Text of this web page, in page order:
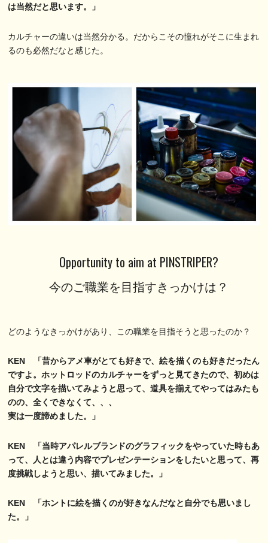
は当然だと思います。」
カルチャーの違いは当然分かる。だからこその憧れがそこに生まれ
るのも必然だなと感じた。
Opportunity to aim at PINSTRIPER?
今のご職業を目指すきっかけは？
どのようなきっかけがあり、この職業を目指そうと思ったのか？
KEN 「昔からアメ車がとても好きで、絵を描くのも好きだったん
ですよ。ホットロッドのカルチャーをずっと見てきたので、初めは
自分で文字を描いてみようと思って、道具を揃えてやってはみたも
のの、全くできなくて、、、
実は一度諦めました。」
KEN 「当時アパレルブランドのグラフィックをやっていた時もあ
って、人とは違う内容でプレゼンテーションをしたいと思って、再
度挑戦しようと思い、描いてみました。」
KEN 「ホントに絵を描くのが好きなんだなと自分でも思いまし
た。」